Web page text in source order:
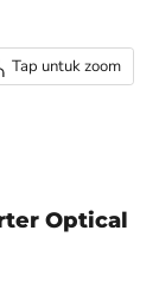
Tap untuk zoom
Optical